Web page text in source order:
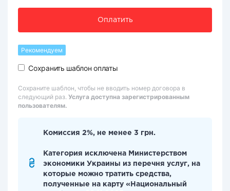
Оплатить
Рекомендуем
Сохранить шаблон оплаты
Сохраните шаблон, чтобы не вводить номер договора в
следующий раз. Услуга доступна зарегистрированным
пользователям.
Комиссия 2%, не менее 3 грн.
Категория исключена Министерством
экономики Украины из перечня услуг, на
которые можно тратить средства,
полученные на карту «Национальный